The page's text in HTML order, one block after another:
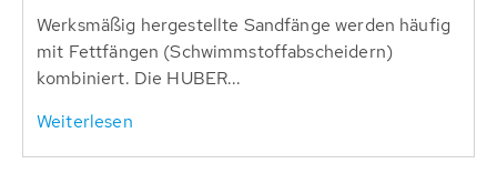
Werksmäßig hergestellte Sandfänge werden häufig
mit Fettfängen (Schwimmstoffabscheidern)
kombiniert. Die HUBER...
Weiterlesen